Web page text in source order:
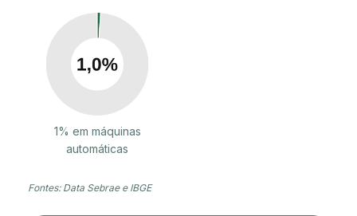
1% em máquinas
automáticas
Fontes: Data Sebrae e IBGE